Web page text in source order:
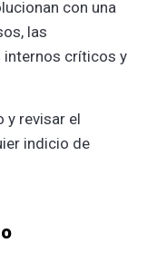
con una
las
internos críticos y
y revisar el
indicio de